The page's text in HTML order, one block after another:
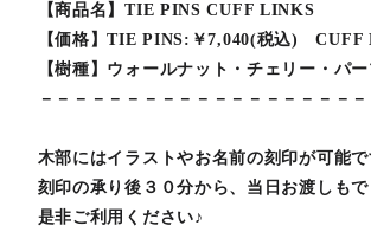
【商品名】TIE PINS CUFF LINKS
【価格】TIE PINS:￥7,040(税込) CUFF
【樹種】ウォールナット・チェリー・パ
－－－－－－－－－－－－－－－－－－－
木部にはイラストやお名前の刻印が可能で
刻印の承り後３０分から、当日お渡しもで
是非ご利用ください♪